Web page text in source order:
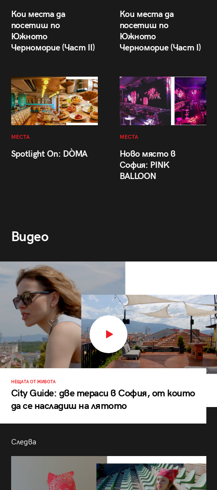
Кои места да
посетиш по
Южното
Черноморие (Част II)
Кои места да
посетиш по
Южното
Черноморие (Част I)
МЕСТА
Spotlight On: DÒMA
МЕСТА
Ново място в
София: PINK
BALLOON
Видео
НЕЩАТА ОТ ЖИВОТА
City Guide: две тераси в София, от които
да се насладиш на лятото
Следва